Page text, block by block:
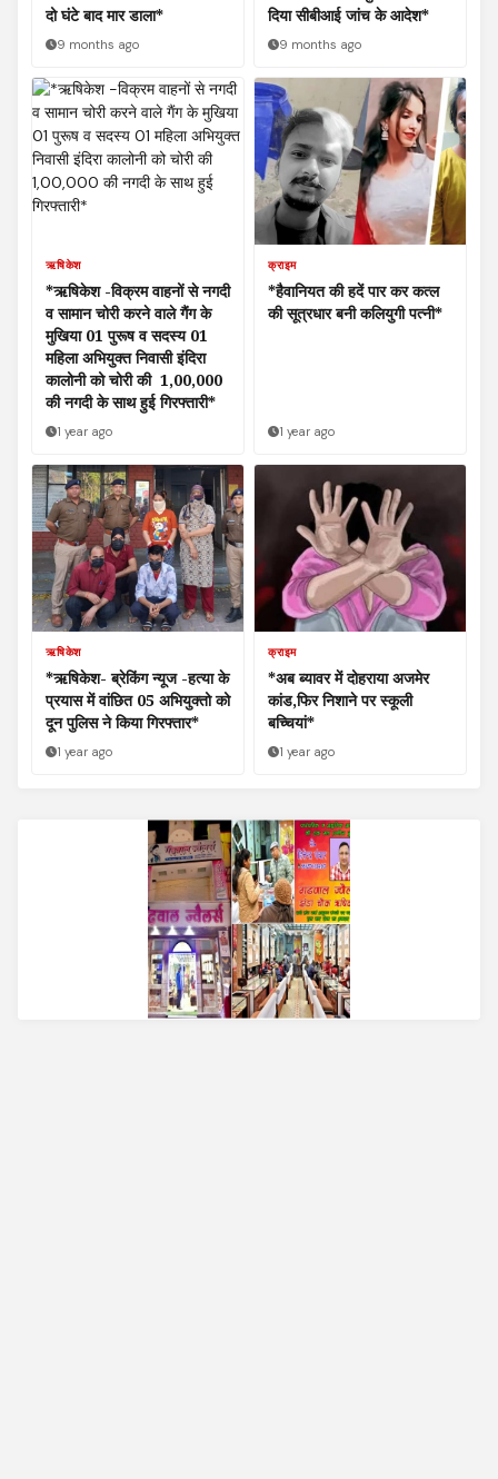
दो घंटे बाद मार डाला*
9 months ago
दिया सीबीआई जांच के आदेश*
9 months ago
ऋषिकेश
*ऋषिकेश -विक्रम वाहनों से नगदी
व सामान चोरी करने वाले गैंग के
मुखिया 01 पुरूष व सदस्य 01
महिला अभियुक्त निवासी इंदिरा
कालोनी को चोरी की ₹ 1,00,000
की नगदी के साथ हुई गिरफ्तारी*
1 year ago
क्राइम
*हैवानियत की हदें पार कर कत्ल
की सूत्रधार बनी कलियुगी पत्नी*
1 year ago
ऋषिकेश
*ऋषिकेश- ब्रेकिंग न्यूज -हत्या के
प्रयास में वांछित 05 अभियुक्तो को
दून पुलिस ने किया गिरफ्तार*
1 year ago
क्राइम
*अब ब्यावर में दोहराया अजमेर
कांड,फिर निशाने पर स्कूली
बच्चियां*
1 year ago